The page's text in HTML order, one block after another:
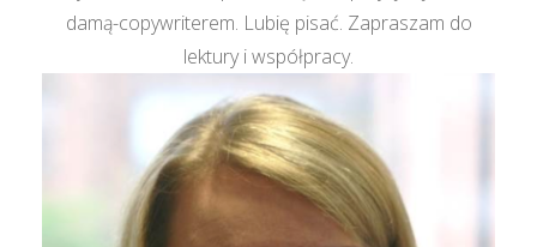
damą-copywriterem. Lubię pisać. Zapraszam do
lektury i współpracy.